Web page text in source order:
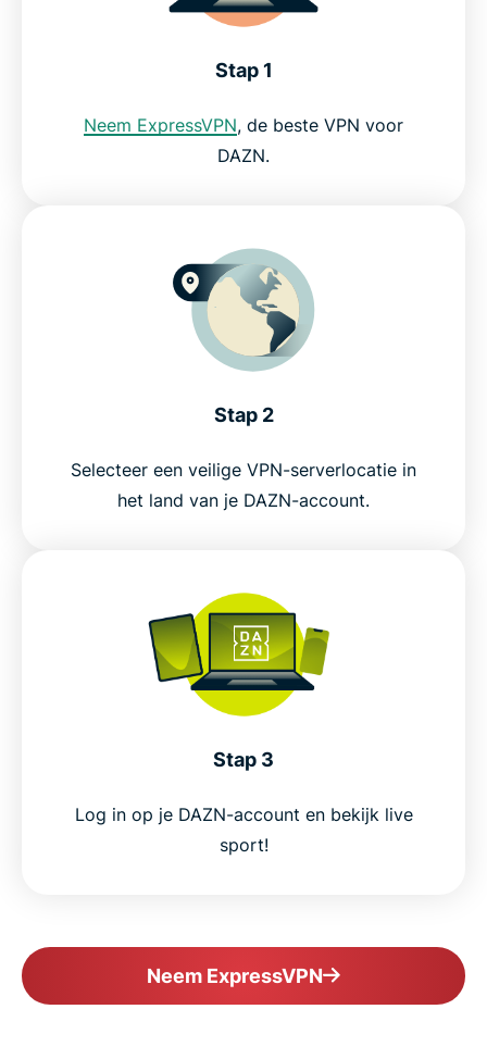
Stream je favoriete sport live op DAZN
Veelgestelde vragen over DAZN VPN
Stap 1
Neem ExpressVPN, de beste VPN voor
DAZN.
Stap 2
Selecteer een veilige VPN-serverlocatie in
het land van je DAZN-account.
Stap 3
Log in op je DAZN-account en bekijk live
sport!
Neem ExpressVPN